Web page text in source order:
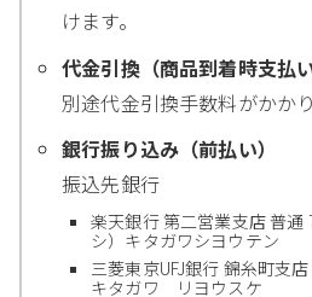
けます。
代金引換（商品到着時支払い
別途代金引換手数料がかかり
銀行振り込み（前払い）
振込先銀行
楽天銀行 第二営業支店 普通
シ）キタガワシヨウテン
三菱東京UFJ銀行 錦糸町支
キタガワ リヨウスケ